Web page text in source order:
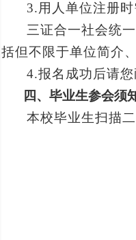
3.用人单位注册
三证合一社会统
括但不限于单位简介
4.报名成功后请
四、毕业生参会须
本校毕业生扫描